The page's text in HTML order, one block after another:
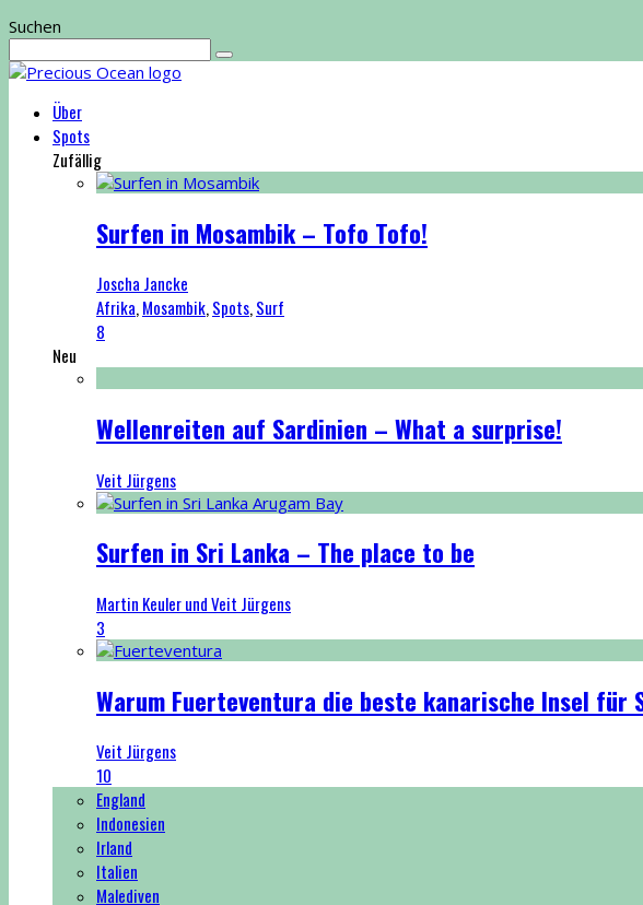
Suchen
Über
Spots
Zufällig
Surfen in Mosambik – Tofo Tofo!
Joscha Jancke
Afrika,Mosambik,Spots,Surf
8
Neu
Wellenreiten auf Sardinien – What a surprise!
Veit Jürgens
Surfen in Sri Lanka – The place to be
Martin Keuler und Veit Jürgens
3
Warum Fuerteventura die beste kanarische Insel für
Veit Jürgens
10
England
Indonesien
Irland
Italien
Malediven